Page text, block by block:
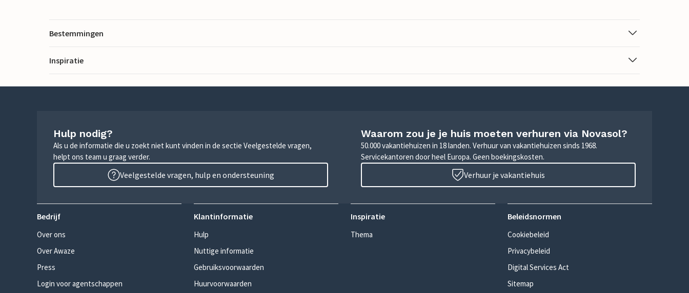
Bestemmingen
Inspiratie
Hulp nodig?
Als u de informatie die u zoekt niet kunt vinden in de sectie Veelgestelde vragen,
helpt ons team u graag verder.
Veelgestelde vragen, hulp en ondersteuning
Waarom zou je je huis moeten verhuren via Novasol?
50.000 vakantiehuizen in 18 landen. Verhuur van vakantiehuizen sinds 1968.
Servicekantoren door heel Europa. Geen boekingskosten.
Verhuur je vakantiehuis
Bedrijf
Over ons
Over Awaze
Press
Login voor agentschappen
Klantinformatie
Hulp
Nuttige informatie
Gebruiksvoorwaarden
Huurvoorwaarden
Inspiratie
Thema
Beleidsnormen
Cookiebeleid
Privacybeleid
Digital Services Act
Sitemap